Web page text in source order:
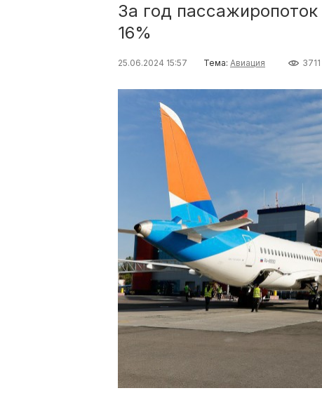
За год
16%
25.06.2024 15:57 Тема: Авиация 3711